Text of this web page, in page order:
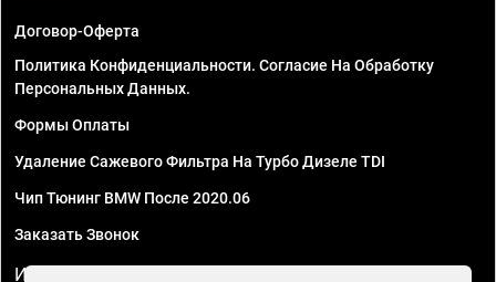
Договор-Оферта
Политика Конфиденциальности. Согласие На Обработку
Персональных Данных.
Формы Оплаты
Удаление Сажевого Фильтра На Турбо Дизеле TDI
Чип Тюнинг BMW После 2020.06
Заказать Звонок
ИП Смирнов Георгий Павлович. ИНН 781302555843,